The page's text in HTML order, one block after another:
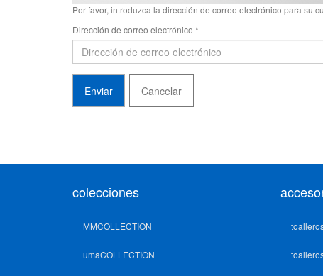
Por favor, introduzca la dirección de correo electrónico para su
Dirección de correo electrónico *
Enviar Cancelar
colecciones
MMCOLLECTION
umaCOLLECTION